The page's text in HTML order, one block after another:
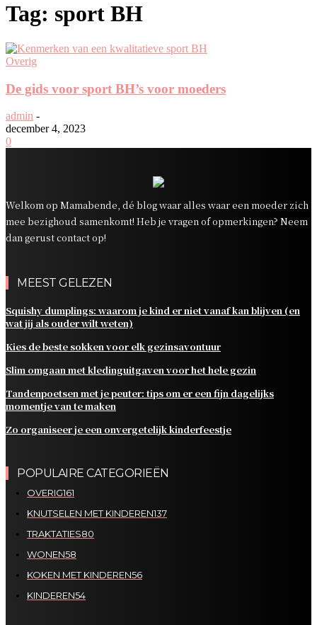
Tag: sport BH
Overig
De gids voor sport BH’s voor moeders
admin -
december 4, 2023
0
Welkom op Mamabende, dé blog waar alles waar een moeder zich
mee bezighoud samenkomt! Heb je vragen of opmerkingen? Neem
dan gerust contact op!
MEEST GELEZEN
Squishy dumplings: waarom je kind er niet vanaf kan blijven (en
wat jij als ouder wilt weten)
Kies de beste sokken voor elk gezinsavontuur
Slim omgaan met kledinguitgaven voor het hele gezin
Tandenpoetsen met je peuter: tips om er een fijn dagelijks
momentje van te maken
Zo organiseer je een onvergetelijk kinderfeestje
POPULAIRE CATEGORIEËN
OVERIG161
KNUTSELEN MET KINDEREN137
TRAKTATIES80
WONEN58
KOKEN MET KINDEREN56
KINDEREN54